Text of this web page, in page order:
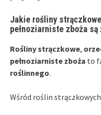
Jakie rośliny
pełnoziarniste zboża są
Rośliny strączkowe,
pełnoziarniste zboża to
roślinnego.
Wśród roślin